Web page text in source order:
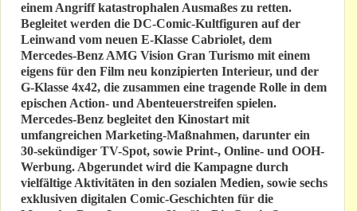
einem Angriff katastrophalen Ausmaßes zu retten.
Begleitet werden die DC-Comic-Kultfiguren auf der
Leinwand vom neuen E-Klasse Cabriolet, dem
Mercedes-Benz AMG Vision Gran Turismo mit einem
eigens für den Film neu konzipierten Interieur, und der
G-Klasse 4x42, die zusammen eine tragende Rolle in dem
epischen Action- und Abenteuerstreifen spielen.
Mercedes-Benz begleitet den Kinostart mit
umfangreichen Marketing-Maßnahmen, darunter ein
30-sekündiger TV-Spot, sowie Print-, Online- und OOH-
Werbung. Abgerundet wird die Kampagne durch
vielfältige Aktivitäten in den sozialen Medien, sowie sechs
exklusiven digitalen Comic-Geschichten für die